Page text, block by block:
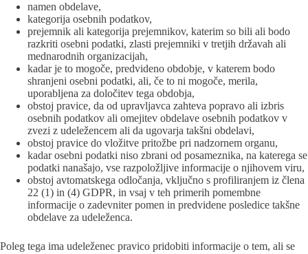
namen obdelave,
kategorija osebnih podatkov,
prejemnik ali kategorija prejemnikov, katerim so bili ali bodo
razkriti osebni podatki, zlasti prejemniki v tretjih državah ali
mednarodnih organizacijah,
kadar je to mogoče, predvideno obdobje, v katerem bodo
shranjeni osebni podatki, ali, če to ni mogoče, merila,
uporabljena za določitev tega obdobja,
obstoj pravice, da od upravljavca zahteva popravo ali izbris
osebnih podatkov ali omejitev obdelave osebnih podatkov v
zvezi z udeležencem ali da ugovarja takšni obdelavi,
obstoj pravice do vložitve pritožbe pri nadzornem organu,
kadar osebni podatki niso zbrani od posameznika, na katerega se
podatki nanašajo, vse razpoložljive informacije o njihovem viru,
obstoj avtomatskega odločanja, vključno s profiliranjem iz člena
22 (1) in (4) GDPR, in vsaj v teh primerih pomembne
informacije o zadevniter pomen in predvidene posledice takšne
obdelave za udeleženca.
Poleg tega ima udeleženec pravico pridobiti informacije o tem, ali se